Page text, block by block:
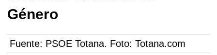
Género
Fuente: PSOE Totana. Foto: Totana.com